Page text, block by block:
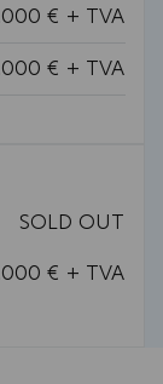
€ + TVA
€ + TVA
SOLD OUT
€ + TVA